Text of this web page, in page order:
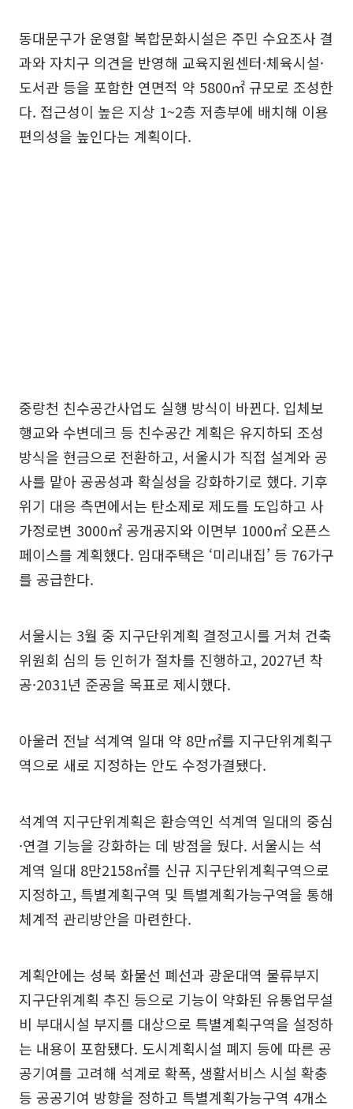
동대문구가 운영할 복합문화시설은 주민 수요조사 결
과와 자치구 의견을 반영해 교육지원센터·체육시설·
도서관 등을 포함한 연면적 약 5800㎡ 규모로 조성한
다. 접근성이 높은 지상 1~2층 저층부에 배치해 이용
편의성을 높인다는 계획이다.
중랑천 친수공간사업도 실행 방식이 바뀐다. 입체보
행교와 수변데크 등 친수공간 계획은 유지하되 조성
방식을 현금으로 전환하고, 서울시가 직접 설계와 공
사를 맡아 공공성과 확실성을 강화하기로 했다. 기후
위기 대응 측면에서는 탄소제로 제도를 도입하고 사
가정로변 3000㎡ 공개공지와 이면부 1000㎡ 오픈스
페이스를 계획했다. 임대주택은 ‘미리내집’ 등 76가구
를 공급한다.
서울시는 3월 중 지구단위계획 결정고시를 거쳐 건축
위원회 심의 등 인허가 절차를 진행하고, 2027년 착
공·2031년 준공을 목표로 제시했다.
아울러 전날 석계역 일대 약 8만㎡를 지구단위계획구
역으로 새로 지정하는 안도 수정가결됐다.
석계역 지구단위계획은 환승역인 석계역 일대의 중심
·연결 기능을 강화하는 데 방점을 뒀다. 서울시는 석
계역 일대 8만2158㎡를 신규 지구단위계획구역으로
지정하고, 특별계획구역 및 특별계획가능구역을 통해
체계적 관리방안을 마련한다.
계획안에는 성북 화물선 폐선과 광운대역 물류부지
지구단위계획 추진 등으로 기능이 약화된 유통업무설
비 부대시설 부지를 대상으로 특별계획구역을 설정하
는 내용이 포함됐다. 도시계획시설 폐지 등에 따른 공
공기여를 고려해 석계로 확폭, 생활서비스 시설 확충
등 공공기여 방향을 정하고 특별계획가능구역 4개소